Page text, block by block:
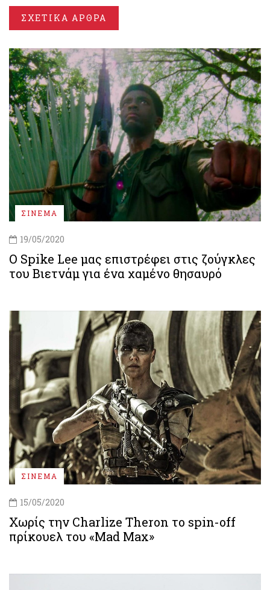
ΣΧΕΤΙΚΑ ΑΡΘΡΑ
ΣΙΝΕΜΑ
19/05/2020
Ο Spike Lee μας επιστρέφει στις ζούγκλες
του Βιετνάμ για ένα χαμένο θησαυρό
ΣΙΝΕΜΑ
15/05/2020
Χωρίς την Charlize Theron το spin-off
πρίκουελ του «Mad Max»